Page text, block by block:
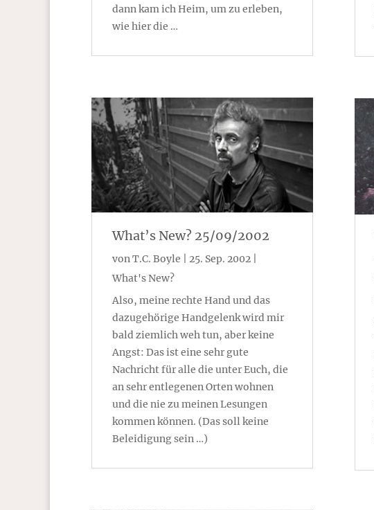
dann kam ich Heim, um zu erleben,
wie hier die …
What’s New? 25/09/2002
vonT.C. Boyle 25. Sep. 2002
What's New?
Also, meine rechte Hand und das
dazugehörige Handgelenk wird mir
bald ziemlich weh tun, aber keine
Angst: Das ist eine sehr gute
Nachricht für alle die unter Euch, die
an sehr entlegenen Orten wohnen
und die nie zu meinen Lesungen
kommen können. (Das soll keine
Beleidigung sein …)